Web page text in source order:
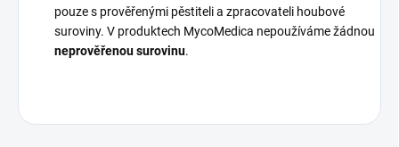
pouze s prověřenými pěstiteli a zpracovateli houbové
suroviny. V produktech MycoMedica nepoužíváme žádnou
neprověřenou surovinu.